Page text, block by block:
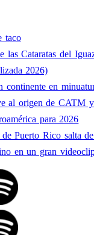
taco
las Cataratas del
2026)
continente en
al origen de CATM
para 2026
Puerto Rico salta
en un gran